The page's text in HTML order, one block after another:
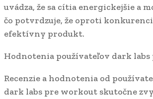
uvádza, že sa cítia energickejšie a
čo potvrdzuje, že oproti
efektívny produkt.
Hodnotenia používateľov dark
Recenzie a hodnotenia od
dark labs pre workout skutočne